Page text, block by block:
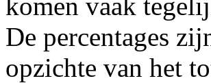
De percentages
opzichte van het